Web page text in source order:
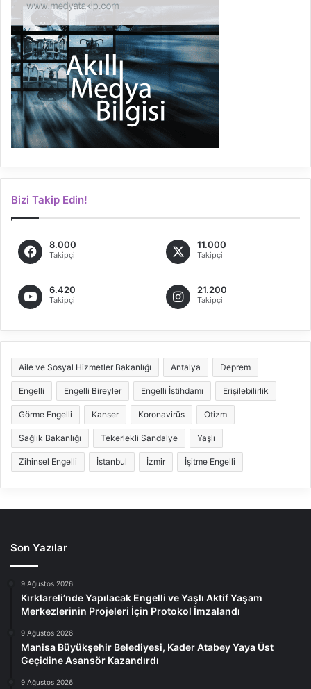
Bizi Takip Edin!
8.000
Takipçi
11.000
Takipçi
6.420
Takipçi
21.200
Takipçi
Aile ve Sosyal Hizmetler Bakanlığı Antalya Deprem
Engelli Engelli Bireyler Engelli İstihdamı Erişilebilirlik
Görme Engelli Kanser Koronavirüs Otizm
Sağlık Bakanlığı Tekerlekli Sandalye Yaşlı
Zihinsel Engelli İstanbul İzmir İşitme Engelli
Son Yazılar
9 Ağustos 2026
Kırklareli’nde Yapılacak Engelli ve Yaşlı Aktif Yaşam
Merkezlerinin Projeleri İçin Protokol İmzalandı
9 Ağustos 2026
Manisa Büyükşehir Belediyesi, Kader Atabey Yaya Üst
Geçidine Asansör Kazandırdı
9 Ağustos 2026